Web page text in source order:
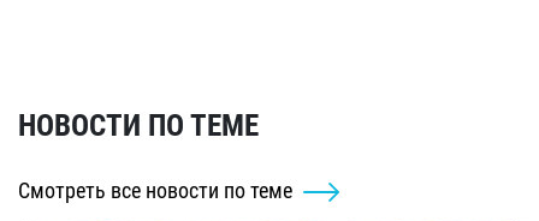
НОВОСТИ ПО ТЕМЕ
Смотреть все новости по теме